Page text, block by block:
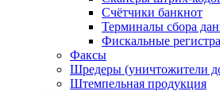
Счётчики банкнот
Терминалы сбора
Фискальные
Факсы
Шредеры (уничтожители
Штемпельная продукция